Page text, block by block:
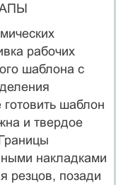
рабочих
шаблона с
готовить шаблон
и твердое
накладками
резцов, позади